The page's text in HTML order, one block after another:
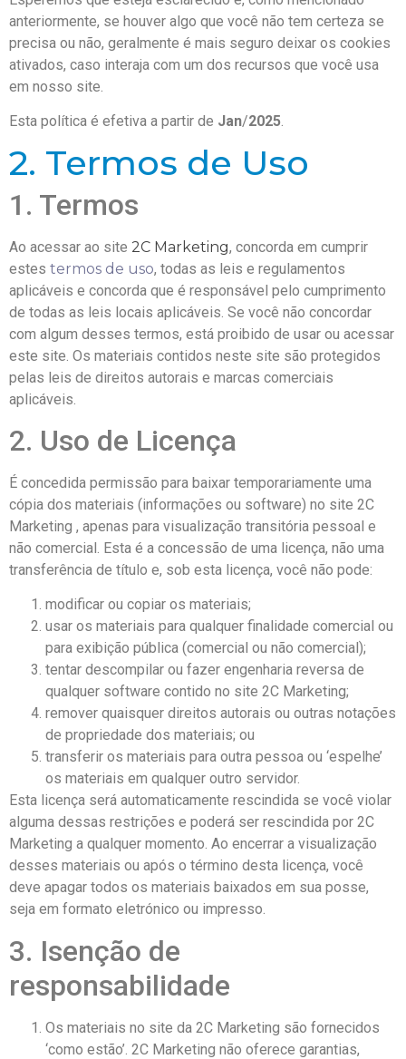
anteriormente, se houver algo que você não tem certeza se
precisa ou não, geralmente é mais seguro deixar os cookies
ativados, caso interaja com um dos recursos que você usa
em nosso site.
Esta política é efetiva a partir de Jan/2025.
2. Termos de Uso
1. Termos
Ao acessar ao site 2C Marketing, concorda em cumprir
estes termos de uso, todas as leis e regulamentos
aplicáveis ​​e concorda que é responsável pelo cumprimento
de todas as leis locais aplicáveis. Se você não concordar
com algum desses termos, está proibido de usar ou acessar
este site. Os materiais contidos neste site são protegidos
pelas leis de direitos autorais e marcas comerciais
aplicáveis.
2. Uso de Licença
É concedida permissão para baixar temporariamente uma
cópia dos materiais (informações ou software) no site 2C
Marketing , apenas para visualização transitória pessoal e
não comercial. Esta é a concessão de uma licença, não uma
transferência de título e, sob esta licença, você não pode:
modificar ou copiar os materiais;
usar os materiais para qualquer finalidade comercial ou
para exibição pública (comercial ou não comercial);
tentar descompilar ou fazer engenharia reversa de
qualquer software contido no site 2C Marketing;
remover quaisquer direitos autorais ou outras notações
de propriedade dos materiais; ou
transferir os materiais para outra pessoa ou ‘espelhe’
os materiais em qualquer outro servidor.
Esta licença será automaticamente rescindida se você violar
alguma dessas restrições e poderá ser rescindida por 2C
Marketing a qualquer momento. Ao encerrar a visualização
desses materiais ou após o término desta licença, você
deve apagar todos os materiais baixados em sua posse,
seja em formato eletrónico ou impresso.
3. Isenção de
responsabilidade
Os materiais no site da 2C Marketing são fornecidos
‘como estão’. 2C Marketing não oferece garantias,